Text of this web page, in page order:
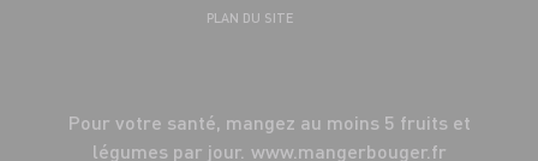
PLAN DU SITE
Pour votre santé, mangez au moins 5 fruits et
légumes par jour. www.mangerbouger.fr